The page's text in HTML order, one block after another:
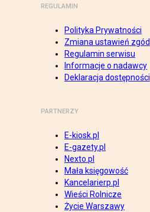
REGULAMIN
Polityka Prywatności
Zmiana ustawień zgód
Regulamin serwisu
Informacje o nadawcy
Deklaracja dostępności
PARTNERZY
E-kiosk.pl
E-gazety.pl
Nexto.pl
Mała księgowość
Kancelarierp.pl
Wieści Rolnicze
Życie Warszawy